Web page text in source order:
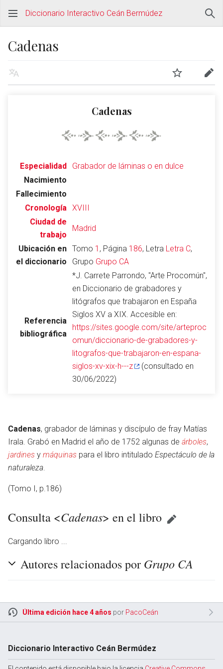
Abrir menú principal
Diccionario Interactivo Ceán Bermúdez
Cadenas
Vigilar
Cadenas
Especialidad
Grabador de láminas o en dulce
Nacimiento
Fallecimiento
Cronología XVIII
Ciudad de
trabajo
Madrid
Ubicación en
el diccionario
Tomo 1 , Página 186, Letra Letra C,
Grupo Grupo CA
Referencia
bibliográfica
*J. Carrete Parrondo, "Arte Procomún",
en Diccionario de grabadores y
litógrafos que trabajaron en España
Siglos XV a XIX. Accesible en:
https://sites.google.com/site/arteproc
omun/diccionario-de-grabadores-y-
litografos-que-trabajaron-en-espana-
siglos-xv-xix-h---z
(consultado en
30/06/2022)
Cadenas, grabador de láminas y discípulo de fray Matías
Irala. Grabó en Madrid el año de 1752 algunas de árboles,
jardines y máquinas para el libro intitulado Espectáculo de la
naturaleza.
(Tomo I, p.186)
Consulta <Cadenas> en el libro
Cargando libro ...
Autores relacionados por Grupo CA
Última edición hace 4 años por PacoCeán
Diccionario Interactivo Ceán Bermúdez